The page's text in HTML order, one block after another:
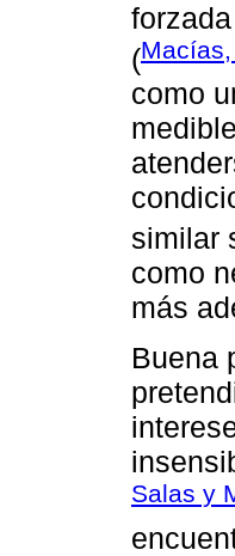
(
como
similar
como
más
Buena
Salas y